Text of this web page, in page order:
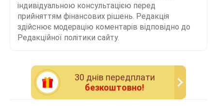
індивідуальною консультацією перед
прийняттям фінансових рішень. Редакція
здійснює модерацію коментарів відповідно до
Редакційної політики сайту.
30 днiв передплати
безкоштовно!